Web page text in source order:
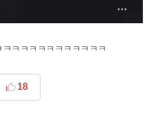
ㅋㅋㅋㅋㅋㅋㅋㅋㅋㅋㅋ
18